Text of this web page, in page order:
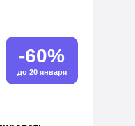
-60%
до 20 января